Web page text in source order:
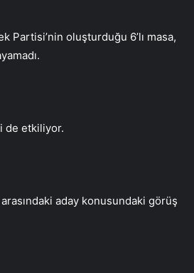
Partisi’nin oluşturduğu 6’lı masa,
de etkiliyor.
aday konusundaki görüş